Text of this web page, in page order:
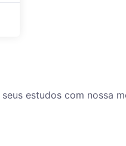
estudos com nossa